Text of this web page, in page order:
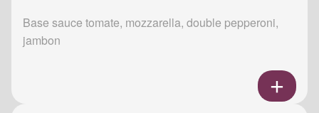
Base sauce tomate, mozzarella, double pepperoni,
jambon